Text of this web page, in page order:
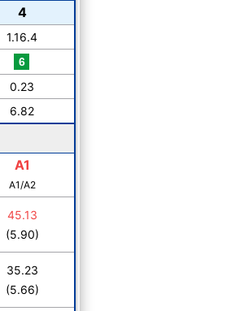
4
1.16.4
0.23
6.82
A1
A1/A2
45.13
(5.90)
35.23
(5.66)